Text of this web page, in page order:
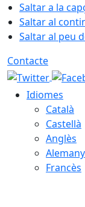
Saltar a la
Saltar al
Saltar al peu
Contacte
Idiomes
Català
Castellà
Anglès
Alemany
Francès